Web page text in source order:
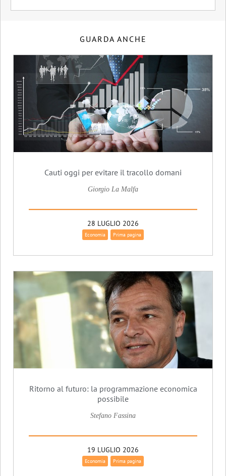
GUARDA ANCHE
Cauti oggi per evitare il tracollo domani
Giorgio La Malfa
28 LUGLIO 2026
Economia Prima pagina
Ritorno al futuro: la programmazione economica
possibile
Stefano Fassina
19 LUGLIO 2026
Economia Prima pagina